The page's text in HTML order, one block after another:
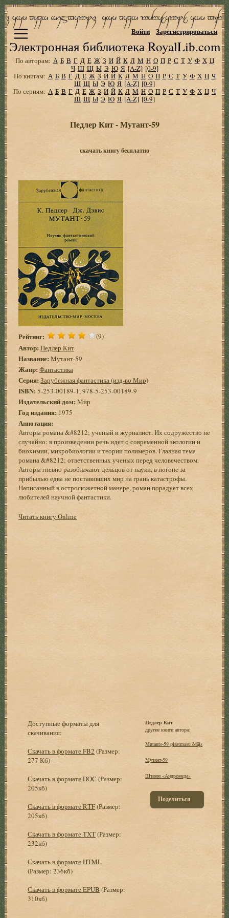
Электронная библиотека RoyalLib.com
Войти Зарегистрироваться
По авторам: А Б В Г Д Е Ж З И Й К Л М Н О П Р С Т У Ф Х Ц
Ч Ш Щ Ы Э Ю Я [A-Z] [0-9]
По книгам: А Б В Г Д Е Ж З И Й К Л М Н О П Р С Т У Ф Х Ц Ч
Ш Щ Ы Э Ю Я [A-Z] [0-9]
По сериям: А Б В Г Д Е Ж З И Й К Л М Н О П Р С Т У Ф Х Ц Ч
Ш Щ Ы Э Ю Я [A-Z] [0-9]
Педлер Кит - Мутант-59
скачать книгу бесплатно
Рейтинг: (9)
Автор: Педлер Кит
Название: Мутант-59
Жанр: Фантастика
Серия: Зарубежная фантастика (изд-во Мир)
ISBN:5-253-00189-1, 978-5-253-00189-9
Издательский дом: Мир
Год издания: 1975
Аннотация:
Авторы романа &#8212; ученый и журналист. Их содружество не
случайно: в произведении речь идет о современной экологии и
биохимии, микробиологии и теории полимеров. Главная тема
романа &#8212; ответственных ученых перед человечеством.
Авторы гневно разоблачают дельцов от науки, в погоне за
прибылью едва не поставивших мир на грань катастрофы.
Написанный в остросюжетной манере, роман порадует всех
любителей научной фантастики.
Читать книгу Online
Доступные форматы для
скачивания:
Скачать в формате FB2 (Размер:
277 Кб)
Скачать в формате DOC (Размер:
205кб)
Скачать в формате RTF(Размер:
205кб)
Скачать в формате TXT(Размер:
232кб)
Скачать в формате HTML
(Размер: 236кб)
Скачать в формате EPUB (Размер:
310кб)
Педлер Кит
другие книги автора:
Mutants-59 plastmasu ēdājs
Мутант-59
Штамм «Андромеда»
Поделиться